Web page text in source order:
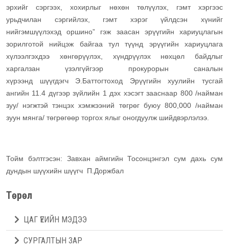
эрхийг сэргээх, хохирлыг нөхөн төлүүлэх, гэмт хэргээс
урьдчилан сэргийлэх, гэмт хэрэг үйлдсэн хүнийг
нийгэмшүүлэхэд оршино” гэж заасан эрүүгийн хариуцлагын
зорилготой нийцэж байгаа тул түүнд эрүүгийн хариуцлага
хүлээлгэхдээ хөнгөрүүлэх, хүндрүүлэх нөхцөл байдлыг
харгалзан үзэлгүйгээр прокурорын саналын
хүрээнд шүүгдэгч Э.Баттогтоход Эрүүгийн хуулийн тусгай
ангийн 11.4 дүгээр зүйлийн 1 дэх хэсэгт зааснаар 800 /найман
зуу/ нэгжтэй тэнцэх хэмжээний төгрөг буюу 800,000 /найман
зуун мянга/ төгрөгөөр торгох ялыг оногдуулж шийдвэрлэлээ.
Тойм бэлтгэсэн: Завхан аймгийн Тосонцэнгэл сум дахь сум
дундын шүүхийн шүүгч П.Доржбал
Төрөл
ЦАГ ҮЕИЙН МЭДЭЭ
СУРГАЛТЫН ЗАР